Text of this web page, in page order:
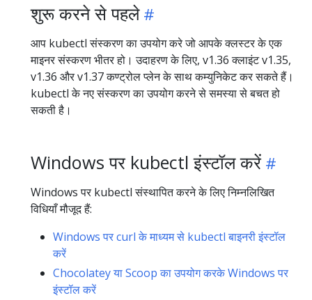
शुरू करने से पहले
आप kubectl संस्करण का उपयोग करे जो आपके क्लस्टर के एक
माइनर संस्करण भीतर हो। उदाहरण के लिए, v1.36 क्लाइंट v1.35,
v1.36 और v1.37 कण्ट्रोल प्लेन के साथ कम्युनिकेट कर सकते हैं।
kubectl के नए संस्करण का उपयोग करने से समस्या से बचत हो
सकती है।
Windows पर kubectl इंस्टॉल करें
Windows पर kubectl संस्थापित करने के लिए निम्नलिखित
विधियाँ मौजूद हैं:
Windows पर curl के माध्यम से kubectl बाइनरी इंस्टॉल
करें
Chocolatey या Scoop का उपयोग करके Windows पर
इंस्टॉल करें